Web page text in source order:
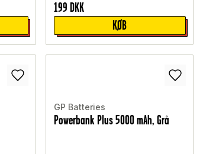
199 DKK
KØB
GP Batteries
Powerbank Plus 5000 mAh, Grå